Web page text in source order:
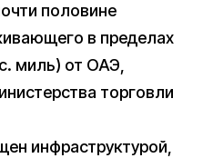
половине
в пределах
миль) от ОАЭ,
торговли
инфраструктурой,